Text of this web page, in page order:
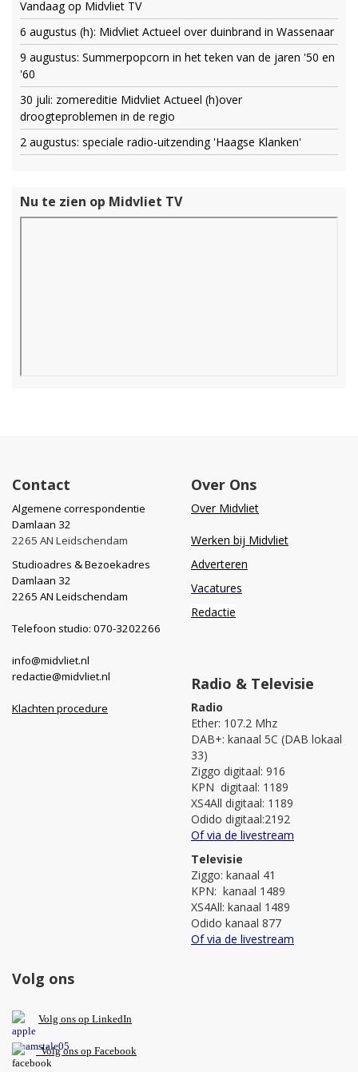
Vandaag op Midvliet TV
6 augustus (h): Midvliet Actueel over duinbrand in Wassenaar
9 augustus: Summerpopcorn in het teken van de jaren '50 en
'60
30 juli: zomereditie Midvliet Actueel (h)over
droogteproblemen in de regio
2 augustus: speciale radio-uitzending 'Haagse Klanken'
Nu te zien op Midvliet TV
Contact
Algemene correspondentie
Damlaan 32
2265 AN Leidschendam
Studioadres & Bezoekadres
Damlaan 32
2265 AN Leidschendam
Telefoon studio: 070-3202266
info@midvliet.nl
redactie@midvliet.nl
Klachten procedure
Over Ons
Over Midvliet
Werken bij Midvliet
Adverteren
Vacatures
Redactie
Radio & Televisie
Radio
Ether: 107.2 Mhz
DAB+: kanaal 5C (DAB lokaal
33)
Ziggo digitaal: 916
KPN digitaal: 1189
XS4All digitaal: 1189
Odido digitaal:2192
Of via de livestream
Televisie
Ziggo: kanaal 41
KPN: kanaal 1489
XS4All: kanaal 1489
Odido kanaal 877
Of via de livestream
Volg ons
Volg ons op LinkedIn
Volg ons op Facebook